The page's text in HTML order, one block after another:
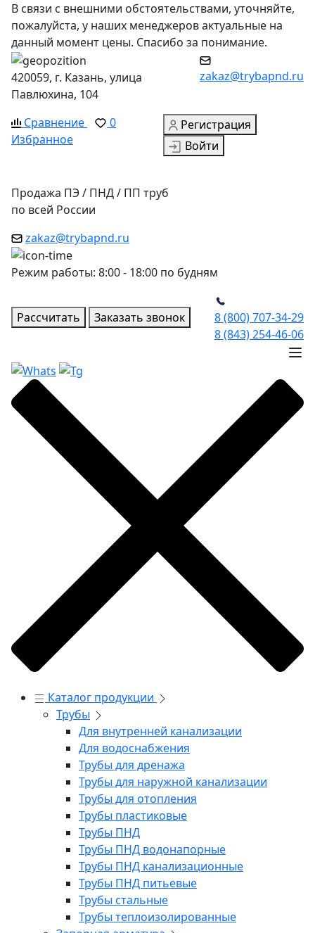
В связи с внешними обстоятельствами, уточняйте,
пожалуйста, у наших менеджеров актуальные на
данный момент цены. Спасибо за понимание.
420059, г. Казань, улица
Павлюхина, 104
zakaz@trybapnd.ru
Сравнение
0
Избранное
Регистрация
Войти
Продажа ПЭ / ПНД / ПП труб
по всей России
zakaz@trybapnd.ru
Режим работы: 8:00 - 18:00 по будням
Рассчитать Заказать звонок
8 (800) 707-34-29
8 (843) 254-46-06
Каталог продукции
Трубы
Для внутренней канализации
Для водоснабжения
Трубы для дренажа
Трубы для наружной канализации
Трубы для отопления
Трубы пластиковые
Трубы ПНД
Трубы ПНД водонапорные
Трубы ПНД канализационные
Трубы ПНД питьевые
Трубы стальные
Трубы теплоизолированные